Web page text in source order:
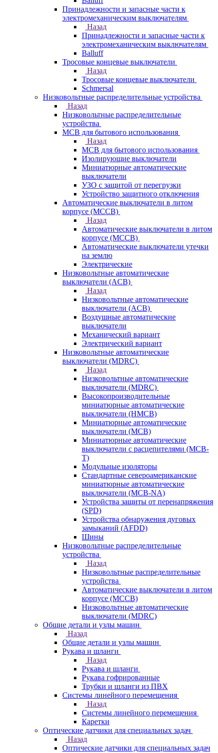
Принадлежности и запасные части к
электромеханическим выключателям
Назад
Принадлежности и запасные части к
электромеханическим выключателям
Balluff
Тросовые концевые выключатели
Назад
Тросовые концевые выключатели
Schmersal
Низковольтные распределительные устройства
Назад
Низковольтные распределительные
устройства
MCB для бытового использования
Назад
MCB для бытового использования
Изолирующие выключатели
Миниатюрные автоматические
выключатели
УЗО с защитой от перегрузки
Устройство защитного отключения
Автоматические выключатели в литом
корпусе (MCCB)
Назад
Автоматические выключатели в литом
корпусе (MCCB)
Автоматические выключатели утечки
на землю
Электрические
Низковольтные автоматические
выключатели (ACB)
Назад
Низковольтные автоматические
выключатели (ACB)
Воздушные автоматические
выключатели
Механический вариант
Электрический вариант
Низковольтные автоматические
выключатели (MDRC)
Назад
Низковольтные автоматические
выключатели (MDRC)
Высокопроизводительные
миниатюрные автоматические
выключатели (HMCB)
Миниатюрные автоматические
выключатели (MCB)
Миниатюрные автоматические
выключатели с расцепителями (MCB-
T)
Модульные изоляторы
Стандартные североамериканские
миниатюрные автоматические
выключатели (MCB-NA)
Устройства защиты от перенапряжения
(SPD)
Устройства обнаружения дуговых
замыканий (AFDD)
Шины
Низковольтные распределительные
устройства
Назад
Низковольтные распределительные
устройства
Автоматические выключатели в литом
корпусе (MCCB)
Низковольтные автоматические
выключатели (MDRC)
Общие детали и узлы машин
Назад
Общие детали и узлы машин
Рукава и шланги
Назад
Рукава и шланги
Рукава гофрированные
Трубки и шланги из ПВХ
Системы линейного перемещения
Назад
Системы линейного перемещения
Каретки
Оптические датчики для специальных задач
Назад
Оптические датчики для специальных задач